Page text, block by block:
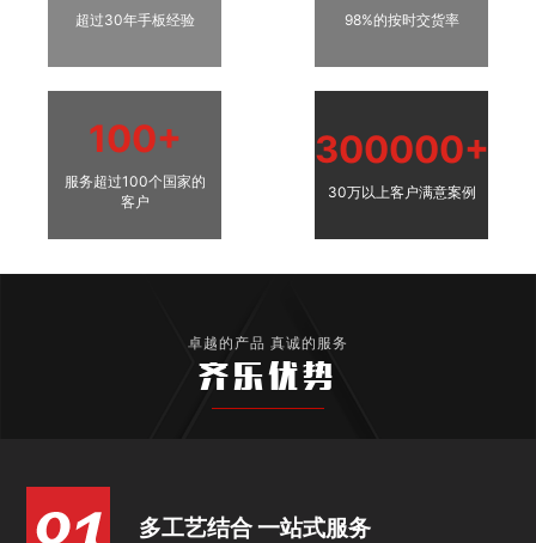
超过30年手板经验 98%的按时交货率
100+
服务超过100个国家的
客户
300000+
30万以上客户满意案例
卓越的产品 真诚的服务
齐乐优势
多工艺结合 一站式服务